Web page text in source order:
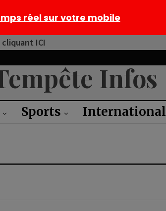
cliquant ICI
Sports International
réel sur votre mobile